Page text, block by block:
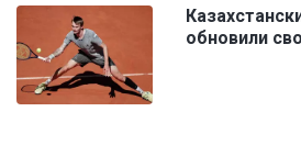
обновили